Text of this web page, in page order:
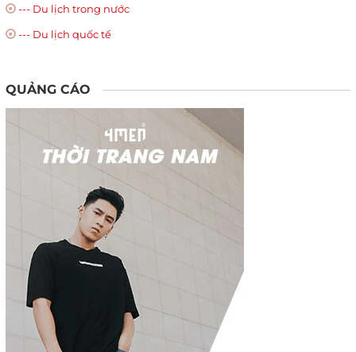
--- Du lịch trong nước
--- Du lịch quốc tế
QUẢNG CÁO